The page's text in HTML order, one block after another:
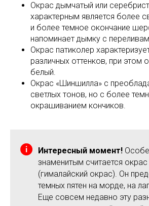
Окрас дымчатый или
характерным является более
и более темное окончание
напоминает дымку с
Окрас патиколер
различных оттенков, при этом
белый.
Окрас «Шиншилла» с
светлых тонов, но с более
окрашиванием кончиков.
Интересный момент!
знаменитым считается
(гималайский окрас). Он
темных пятен на морде, на
Еще совсем недавно эту